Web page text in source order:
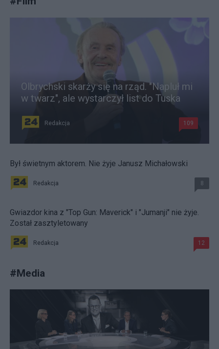
Olbrychski skarży się na rząd. "Napluł mi
w twarz", ale wystarczył list do Tuska
Redakcja 109
Był świetnym aktorem. Nie żyje Janusz Michałowski
Redakcja 8
Gwiazdor kina z "Top Gun: Maverick" i "Jumanji" nie żyje.
Został zasztyletowany
Redakcja 12
#Media